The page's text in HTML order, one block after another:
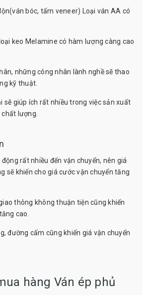
bóc, tấm veneer) Loại ván AA có
keo Melamine có hàm lượng càng cao
những công nhân lành nghề sẽ thao
kỹ thuật.
sẽ giúp ích rất nhiều trong việc sản xuất
lượng.
rất nhiều đến vận chuyển, nên giá
sẽ khiến cho giá cước vận chuyển tăng
thông không thuận tiện cũng khiến
cao.
đường cấm cũng khiến giá vận chuyển
hàng Ván ép phủ